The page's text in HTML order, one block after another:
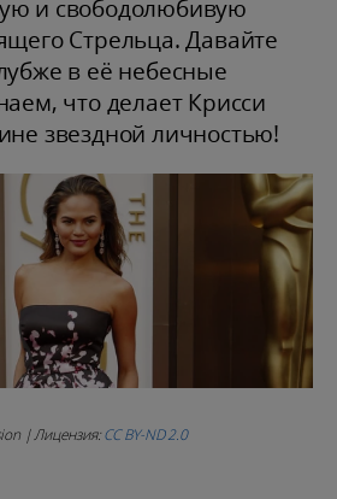
и свободолюбивую
Стрельца. Давайте
в её небесные
что делает Крисси
звездной личностью!
| Лицензия:CC BY-ND 2.0